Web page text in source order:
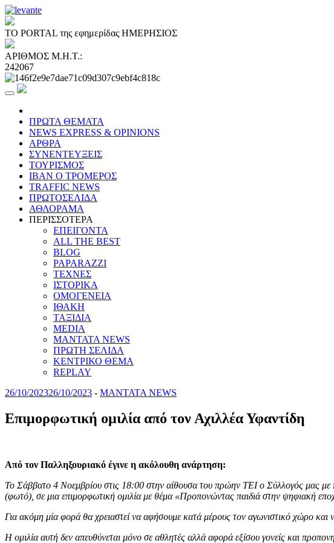
ΤΟ PORTAL της εφημερίδας ΗΜΕΡΗΣΙΟΣ
ΑΡΙΘΜΟΣ Μ.Η.Τ.:
242067
ΠΡΩΤΑ ΘΕΜΑΤΑ
NEWS EXPRESS & OPINIONS
ΑΡΘΡΑ
ΣΥΝΕΝΤΕΥΞΕΙΣ
ΤΟΥΡΙΣΜΟΣ
ΙΒΑΝ Ο ΤΡΟΜΕΡΟΣ
TRAFFIC NEWS
ΠΡΩΤΟΣΕΛΙΔΑ
ΑΘΛΟΡΑΜΑ
ΠΕΡΙΣΣΟΤΕΡΑ
ΕΠΕΙΓΟΝΤΑ
ALL THE BEST
BLOG
PAPARAZZI
ΤΕΧΝΕΣ
ΙΣΤΟΡΙΚΑ
ΟΜΟΓΕΝΕΙΑ
ΙΘΑΚΗ
ΤΑΞΙΔΙΑ
MEDIA
MANTATA NEWS
ΠΡΩΤΗ ΣΕΛΙΔΑ
ΚΕΝΤΡΙΚΟ ΘΕΜΑ
REPLAY
26/10/202326/10/2023 - MANTATA NEWS
Επιμορφωτική ομιλία από τον Αχιλλέα Υφαντίδη
Από τον Παλληξουριακό έγινε η ακόλουθη ανάρτηση:
Το Σάββατο 4 Νοεμβρίου στις 18:00 στην αίθουσα του πρώην ΤΕΙ ο Σύλλογός μας
(φωτό), σε μια επιμορφωτική ομιλία με θέμα «Προπονώντας παιδιά στην ψηφιακή
Για ακόμη μία φορά θα χρειαστεί να αφήσουμε κατά μέρους τον αγωνιστικό χώρο
Η ομιλία αυτή δεν απευθύνεται μόνο σε αθλητές αλλά αφορά εξίσου γονείς και